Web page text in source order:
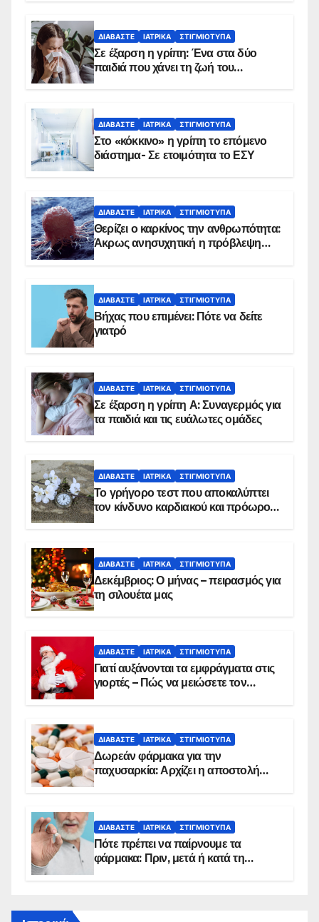
ΔΙΑΒΆΣΤΕ ΙΑΤΡΙΚΆ ΣΤΙΓΜΙΌΤΥΠΑ
Σε έξαρση η γρίπη: Ένα στα δύο
παιδιά που χάνει τη ζωή του
ΔΙΑΒΆΣΤΕ ΙΑΤΡΙΚΆ ΣΤΙΓΜΙΌΤΥΠΑ
Στο «κόκκινο» η γρίπη το επόμενο
διάστημα- Σε ετοιμότητα το ΕΣΥ
ΔΙΑΒΆΣΤΕ ΙΑΤΡΙΚΆ ΣΤΙΓΜΙΌΤΥΠΑ
Θερίζει ο καρκίνος την ανθρωπότητα:
Άκρως ανησυχητική η πρόβλεψη…
ΔΙΑΒΆΣΤΕ ΙΑΤΡΙΚΆ ΣΤΙΓΜΙΌΤΥΠΑ
Βήχας που επιμένει: Πότε να δείτε
γιατρό
ΔΙΑΒΆΣΤΕ ΙΑΤΡΙΚΆ ΣΤΙΓΜΙΌΤΥΠΑ
Σε έξαρση η γρίπη Α: Συναγερμός για
τα παιδιά και τις ευάλωτες ομάδες
ΔΙΑΒΆΣΤΕ ΙΑΤΡΙΚΆ ΣΤΙΓΜΙΌΤΥΠΑ
Το γρήγορο τεστ που αποκαλύπτει
τον κίνδυνο καρδιακού και πρόωρου
ΔΙΑΒΆΣΤΕ ΙΑΤΡΙΚΆ ΣΤΙΓΜΙΌΤΥΠΑ
Δεκέμβριος: Ο μήνας – πειρασμός για
τη σιλουέτα μας
ΔΙΑΒΆΣΤΕ ΙΑΤΡΙΚΆ ΣΤΙΓΜΙΌΤΥΠΑ
Γιατί αυξάνονται τα εμφράγματα στις
γιορτές – Πώς να μειώσετε τον
ΔΙΑΒΆΣΤΕ ΙΑΤΡΙΚΆ ΣΤΙΓΜΙΌΤΥΠΑ
Δωρεάν φάρμακα για την
παχυσαρκία: Αρχίζει η αποστολή
ΔΙΑΒΆΣΤΕ ΙΑΤΡΙΚΆ ΣΤΙΓΜΙΌΤΥΠΑ
Πότε πρέπει να παίρνουμε τα
φάρμακα: Πριν, μετά ή κατά τη